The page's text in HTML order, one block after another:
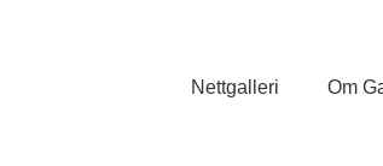
Nettgalleri Om